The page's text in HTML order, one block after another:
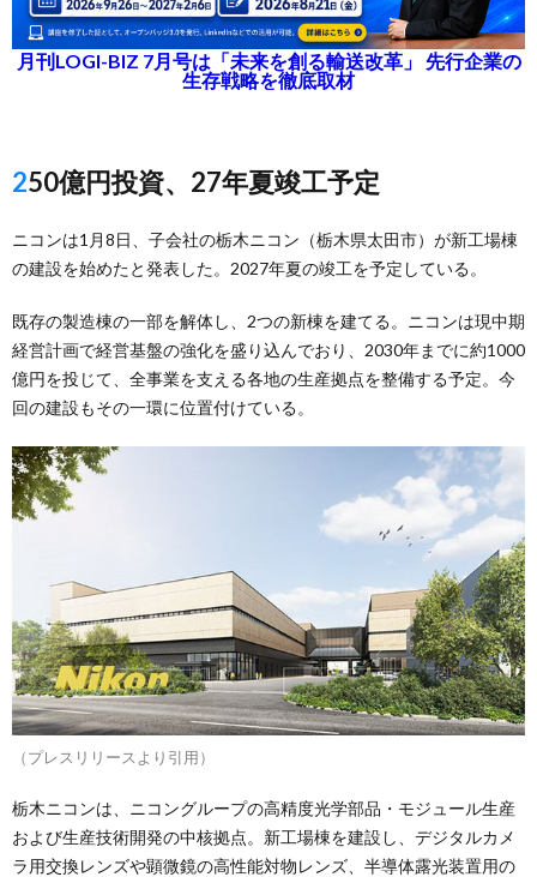
月刊LOGI-BIZ 7月号は「未来を創る輸送改革」 先行企業の
生存戦略を徹底取材
250億円投資、27年夏竣工予定
ニコンは1月8日、子会社の栃木ニコン（栃木県太田市）が新工場棟
の建設を始めたと発表した。2027年夏の竣工を予定している。
既存の製造棟の一部を解体し、2つの新棟を建てる。ニコンは現中期
経営計画で経営基盤の強化を盛り込んでおり、2030年までに約1000
億円を投じて、全事業を支える各地の生産拠点を整備する予定。今
回の建設もその一環に位置付けている。
（プレスリリースより引用）
栃木ニコンは、ニコングループの高精度光学部品・モジュール生産
および生産技術開発の中核拠点。新工場棟を建設し、デジタルカメ
ラ用交換レンズや顕微鏡の高性能対物レンズ、半導体露光装置用の